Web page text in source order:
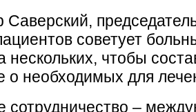
Саверский,
советует
нескольких, чтобы
о необходимых для
сотрудничество –